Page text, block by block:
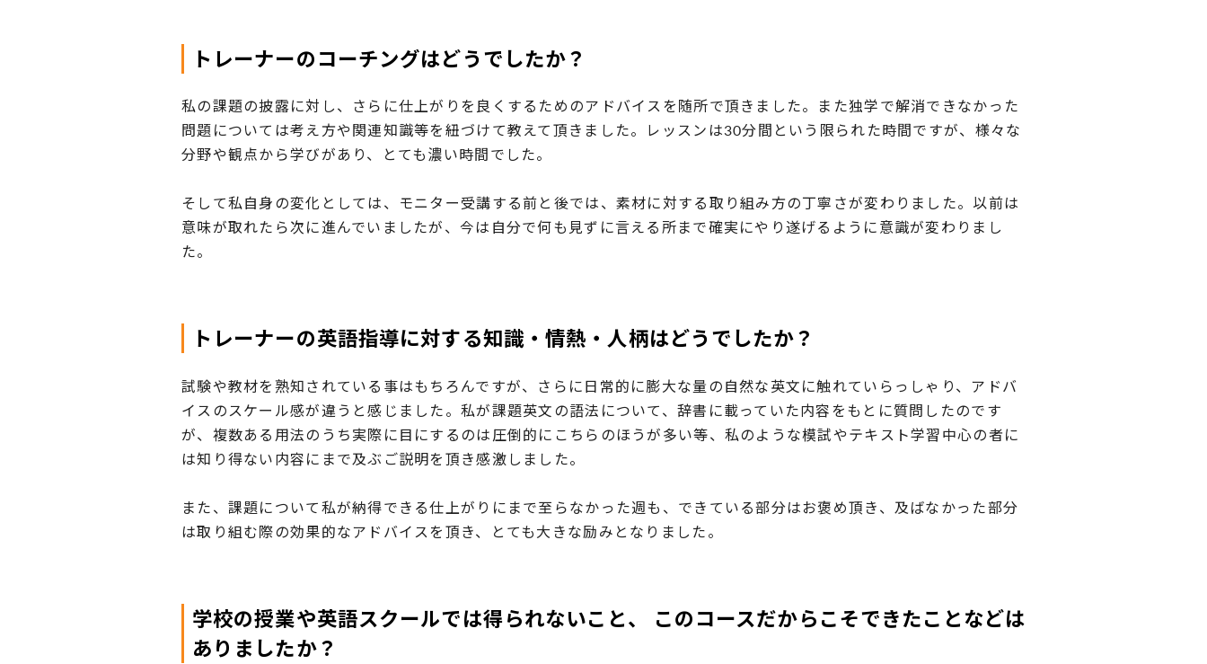
トレーナーのコーチングはどうでしたか？
私の課題の披露に対し、さらに仕上がりを良くするためのアドバイスを随所で頂きました。また独学で解消できなかった
問題については考え方や関連知識等を紐づけて教えて頂きました。レッスンは30分間という限られた時間ですが、様々な
分野や観点から学びがあり、とても濃い時間でした。
そして私自身の変化としては、モニター受講する前と後では、素材に対する取り組み方の丁寧さが変わりました。以前は
意味が取れたら次に進んでいましたが、今は自分で何も見ずに言える所まで確実にやり遂げるように意識が変わりまし
た。
トレーナーの英語指導に対する知識・情熱・人柄はどうでしたか？
試験や教材を熟知されている事はもちろんですが、さらに日常的に膨大な量の自然な英文に触れていらっしゃり、アドバ
イスのスケール感が違うと感じました。私が課題英文の語法について、辞書に載っていた内容をもとに質問したのです
が、複数ある用法のうち実際に目にするのは圧倒的にこちらのほうが多い等、私のような模試やテキスト学習中心の者に
は知り得ない内容にまで及ぶご説明を頂き感激しました。
また、課題について私が納得できる仕上がりにまで至らなかった週も、できている部分はお褒め頂き、及ばなかった部分
は取り組む際の効果的なアドバイスを頂き、とても大きな励みとなりました。
学校の授業や英語スクールでは得られないこと、 ​このコースだからこそできたことなどは
ありましたか？